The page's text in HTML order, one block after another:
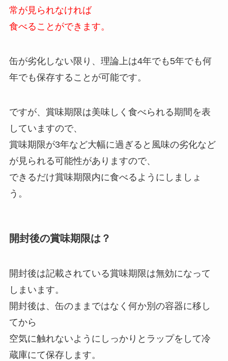
常が見られなければ
食べることができます。
缶が劣化しない限り、理論上は4年でも5年でも何
年でも保存することが可能です。
ですが、賞味期限は美味しく食べられる期間を表
していますので、
賞味期限が3年など大幅に過ぎると風味の劣化など
が見られる可能性がありますので、
できるだけ賞味期限内に食べるようにしましょ
う。
開封後の賞味期限は？
開封後は記載されている賞味期限は無効になって
しまいます。
開封後は、缶のままではなく何か別の容器に移し
てから
空気に触れないようにしっかりとラップをして冷
蔵庫にて保存します。